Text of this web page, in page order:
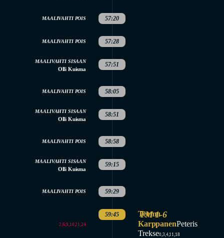
MAALIVAHTI POIS 57:20
MAALIVAHTI POIS 57:28
MAALIVAHTI SISAAN
Olli Kuisma
57:51
MAALIVAHTI POIS 58:05
MAALIVAHTI SISAAN
Olli Kuisma
58:51
MAALIVAHTI POIS 58:58
MAALIVAHTI SISAAN
Olli Kuisma
59:15
MAALIVAHTI POIS 59:29
2,6,9,10,21,24
59:45 TM 1-6
Teemu
KarppanenPeteris
Trekse0,3,4,11,18